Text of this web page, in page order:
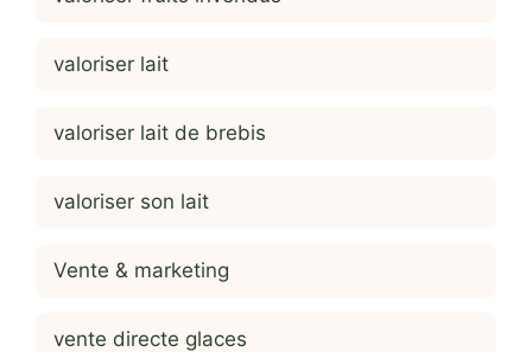
valoriser lait
valoriser lait de brebis
valoriser son lait
Vente & marketing
vente directe glaces